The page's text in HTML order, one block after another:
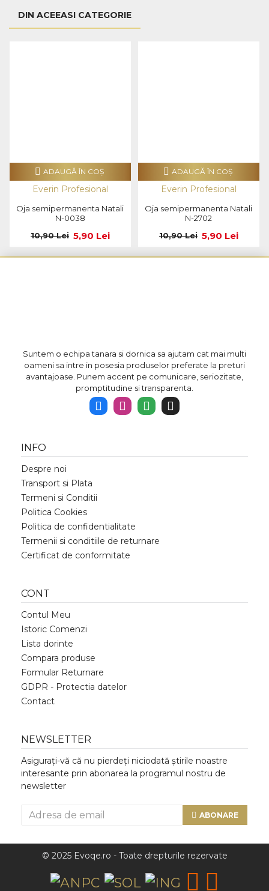
DIN ACEEASI CATEGORIE
Everin Profesional
Oja semipermanenta Natali
N-0038
5,90 Lei
10,90 Lei
ADAUGĂ ÎN COŞ
Everin Profesional
Oja semipermanenta Natali
N-2702
5,90 Lei
10,90 Lei
ADAUGĂ ÎN COŞ
Suntem o echipa tanara si dornica sa ajutam cat mai multi
oameni sa intre in posesia produselor preferate la preturi
avantajoase. Punem accent pe comunicare, seriozitate,
promptitudine si transparenta.
INFO
Despre noi
Transport si Plata
Termeni si Conditii
Politica Cookies
Politica de confidentialitate
Termenii si conditiile de returnare
Certificat de conformitate
CONT
Contul Meu
Istoric Comenzi
Lista dorinte
Compara produse
Formular Returnare
GDPR - Protectia datelor
Contact
NEWSLETTER
Asigurați-vă că nu pierdeți niciodată știrile noastre
interesante prin abonarea la programul nostru de
newsletter
ABONARE
© 2025 Evoqe.ro - Toate drepturile rezervate